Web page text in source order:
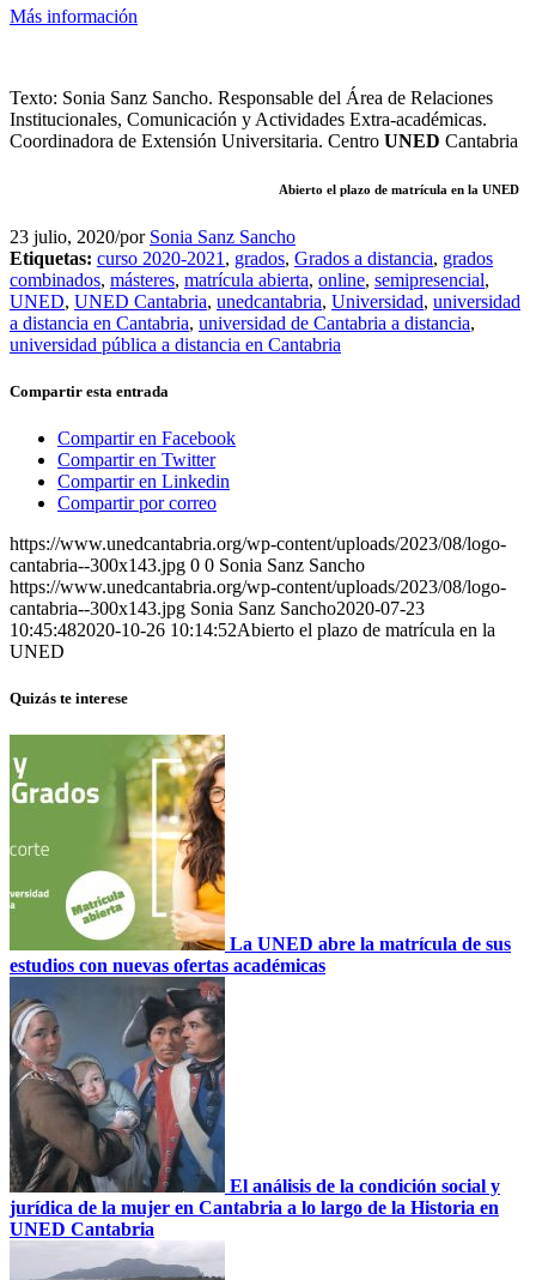
Más información
Texto: Sonia Sanz Sancho. Responsable del Área de Relaciones
Institucionales, Comunicación y Actividades Extra-académicas.
Coordinadora de Extensión Universitaria. Centro UNED Cantabria
Abierto el plazo de matrícula en la UNED
23 julio, 2020/por Sonia Sanz Sancho
Etiquetas: curso 2020-2021 , grados, Grados a distancia, grados
combinados, másteres, matrícula abierta, online, semipresencial,
UNED, UNED Cantabria, unedcantabria, Universidad, universidad
a distancia en Cantabria, universidad de Cantabria a distancia,
universidad pública a distancia en Cantabria
Compartir esta entrada
Compartir en Facebook
Compartir en Twitter
Compartir en Linkedin
Compartir por correo
https://www.unedcantabria.org/wp-content/uploads/2023/08/logo-
cantabria--300x143.jpg 0 0 Sonia Sanz Sancho
https://www.unedcantabria.org/wp-content/uploads/2023/08/logo-
cantabria--300x143.jpg Sonia Sanz Sancho2020-07-23
10:45:482020-10-26 10:14:52Abierto el plazo de matrícula en la
UNED
Quizás te interese
La UNED abre la matrícula de sus
estudios con nuevas ofertas académicas
El análisis de la condición social y
jurídica de la mujer en Cantabria a lo largo de la Historia en
UNED Cantabria